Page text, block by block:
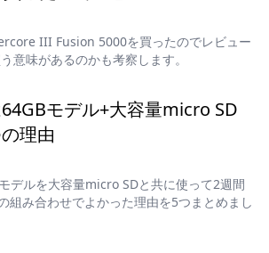
III Fusion 5000を買ったのでレビュー
意味があるのかも考察します。
モデル+大容量micro SD
理由
デルを大容量micro SDと共に使って2週間
組み合わせでよかった理由を5つまとめまし